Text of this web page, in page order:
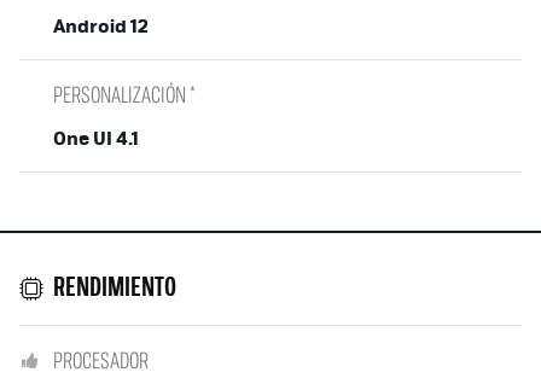
Android 12
PERSONALIZACIÓN *
One UI 4.1
RENDIMIENTO
PROCESADOR